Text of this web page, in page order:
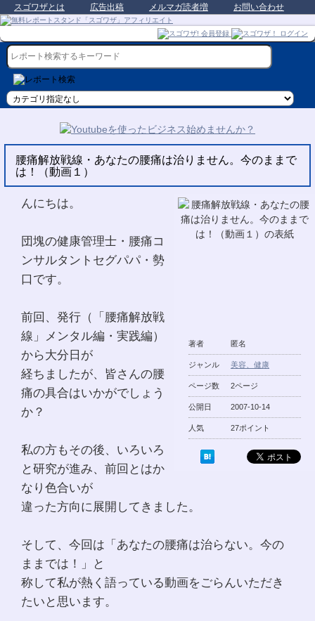
スゴワザとは 広告出稿 メルマガ読者増 お問い合わせ
腰痛解放戦線・あなたの腰痛は治りません。今のままで
は！（動画１）
著者 匿名
ジャンル 美容、健康
ページ数 2ページ
公開日 2007-10-14
人気 27ポイント
んにちは。
団塊の健康管理士・腰痛コ
ンサルタントセグパパ・勢
口です。
前回、発行（「腰痛解放戦
線」メンタル編・実践編）
から大分日が
経ちましたが、皆さんの腰
痛の具合はいかがでしょう
か？
私の方もその後、いろいろ
と研究が進み、前回とはか
なり色合いが
違った方向に展開してきました。
そして、今回は「あなたの腰痛は治らない。今の
ままでは！」と
称して私が熱く語っている動画をごらんいただき
たいと思います。